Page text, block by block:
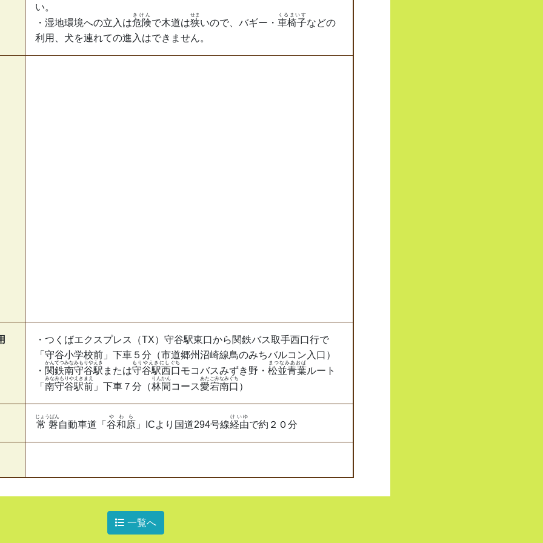
い。
・湿地環境への立入は危険
きけん
で木道は狭
せま
いので、バギー・ 車椅子
くるまいす
などの
利用、犬を連れての進入はできません。
・つくばエクスプレス（TX）守谷駅東口から関鉄バス取手西口行で
「守谷小学校前」下車５分（市道郷州沼崎線鳥のみちバルコン入口）
・ 関鉄
かんてつ
南守谷駅
みなみもりやえき
または守谷駅西口
もりやえきにしぐち
モコバスみずき野・ 松並青葉
まつなみあおば
ルート
「 南守谷駅前
みなみもりやえきまえ
」下車７分（林間
りんかん
コース愛宕南口
あたごみなみぐち
）
常磐
じょうばん
自動車道「 谷和原
やわら
」ICより国道294号線経由
けいゆ
で約２０分
一覧へ